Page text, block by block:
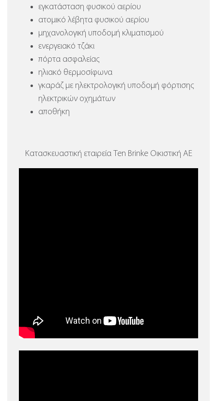
εγκατάσταση φυσικού αερίου
ατομικό λέβητα φυσικού αερίου
μηχανολογική υποδομή κλιματισμού
ενεργειακό τζάκι
πόρτα ασφαλείας
ηλιακό θερμοσίφωνα
γκαράζ με ηλεκτρολογική υποδομή φόρτισης
ηλεκτρικών οχημάτων
αποθήκη
Κατασκευαστική εταιρεία Ten Brinke Οικιστική ΑΕ